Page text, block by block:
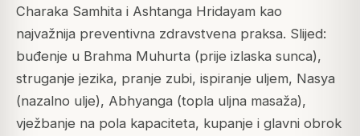
Charaka Samhita i Ashtanga Hridayam kao
najvažnija preventivna zdravstvena praksa. Slijed:
buđenje u Brahma Muhurta (prije izlaska sunca),
struganje jezika, pranje zubi, ispiranje uljem, Nasya
(nazalno ulje), Abhyanga (topla uljna masaža),
vježbanje na pola kapaciteta, kupanje i glavni obrok